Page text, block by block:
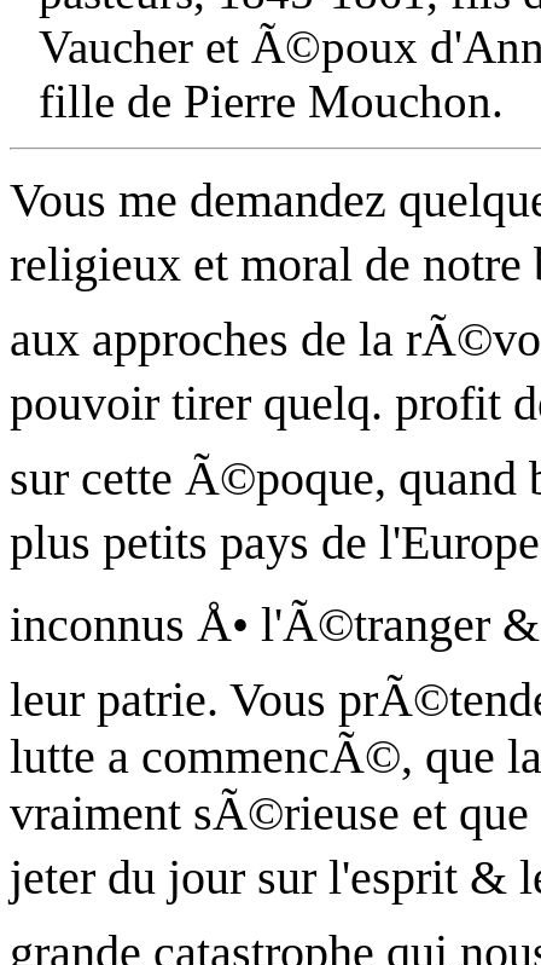
Vaucher et Ã©poux d'
fille de Pierre Mouchon.
Vous me demandez
religieux et moral de
aux approches de la
pouvoir tirer quelq. profit
sur cette Ã©poque,
plus petits pays de
inconnus Å• l'Ã©tranger
leur patrie. Vous
lutte a commencÃ©, que
vraiment sÃ©rieuse et
jeter du jour sur l'esprit &
grande catastrophe qui